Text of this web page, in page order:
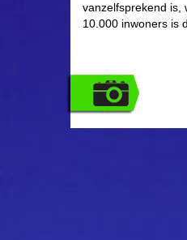
vanzelfsprekend is,
10.000 inwoners is